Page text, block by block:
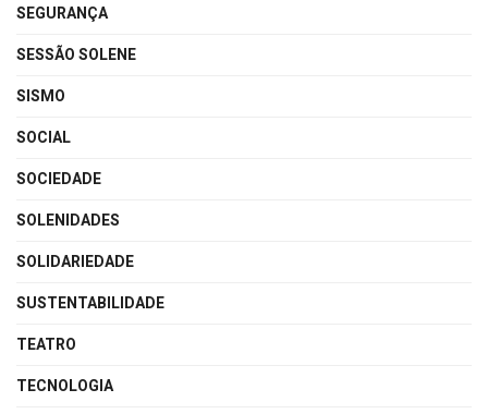
SEGURANÇA
SESSÃO SOLENE
SISMO
SOCIAL
SOCIEDADE
SOLENIDADES
SOLIDARIEDADE
SUSTENTABILIDADE
TEATRO
TECNOLOGIA